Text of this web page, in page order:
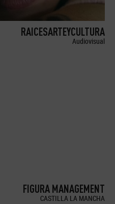
RAICESARTEYCULTURA
Audiovisual
FIGURA MANAGEMENT
CASTILLA LA MANCHA